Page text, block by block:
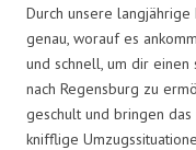
Durch unsere
genau, worauf es
und schnell, um dir einen
nach Regensburg zu
geschult und bringen das
knifflige